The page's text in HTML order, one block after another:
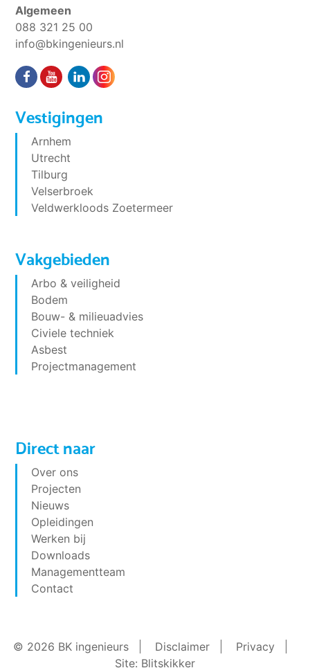
Algemeen
088 321 25 00
info@bkingenieurs.nl
Vestigingen
Arnhem
Utrecht
Tilburg
Velserbroek
Veldwerkloods Zoetermeer
Vakgebieden
Arbo & veiligheid
Bodem
Bouw- & milieuadvies
Civiele techniek
Asbest
Projectmanagement
Direct naar
Over ons
Projecten
Nieuws
Opleidingen
Werken bij
Downloads
Managementteam
Contact
© 2026 BK ingenieurs Disclaimer
Privacy
Site: Blitskikker